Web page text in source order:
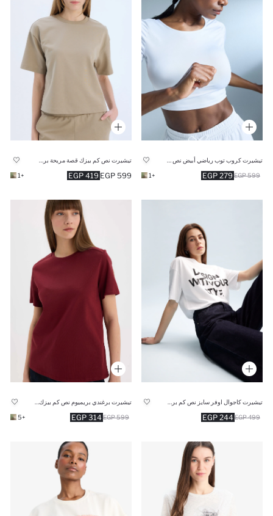
279 EGP 599 EGP
+1
419 EGP 599 EGP
+1
244 EGP 499 EGP
314 EGP 599 EGP
+5